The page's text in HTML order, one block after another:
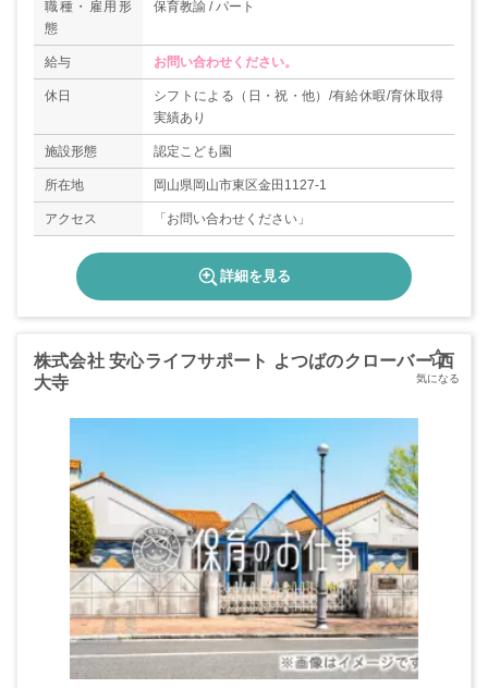
職種・雇用形
態
保育教諭 / パート
給与 お問い合わせください。
休日
シフトによる（日・祝・他）/有給休暇/育休取得
実績あり
施設形態 認定こども園
所在地 岡山県岡山市東区金田1127-1
アクセス 「お問い合わせください」
詳細を見る
株式会社 安心ライフサポート よつばのクローバー 西
大寺